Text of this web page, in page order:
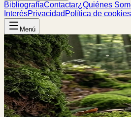
BibliografíaContactar¿Quiénes
InterésPrivacidad Política de cookies
Menú